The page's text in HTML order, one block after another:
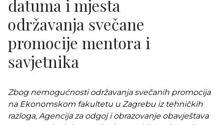
datuma i mjesta
održavanja svečane
promocije mentora i
savjetnika
Zbog nemogućnosti održavanja svečanih promocija
na Ekonomskom fakultetu u Zagrebu iz tehničkih
razloga, Agencija za odgoj i obrazovanje obavještava